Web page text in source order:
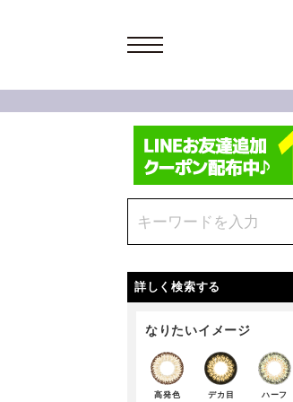
詳しく検索する
なりたいイメージ
高発色 デカ目 ハーフ